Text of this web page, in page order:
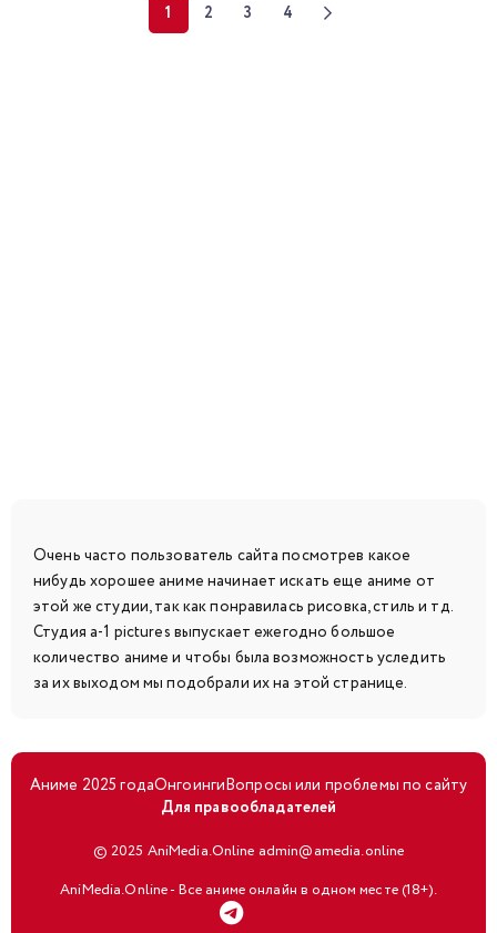
1 2 3 4
Очень часто пользователь сайта посмотрев какое
нибудь хорошее аниме начинает искать еще аниме от
этой же студии, так как понравилась рисовка, стиль и тд.
Студия a-1 pictures выпускает ежегодно большое
количество аниме и чтобы была возможность уследить
за их выходом мы подобрали их на этой странице.
Аниме 2025 годаОнгоингиВопросы или проблемы по сайту
Для правообладателей
© 2025 AniMedia.Online admin@amedia.online
AniMedia.Online - Все аниме онлайн в одном месте (18+).